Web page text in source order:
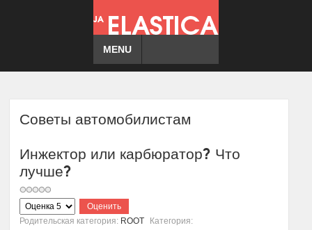
MENU
Советы автомобилистам
Инжектор или карбюратор? Что
лучше?
Пожалуйста,
оцените
Родительская категория: ROOT
Категория: